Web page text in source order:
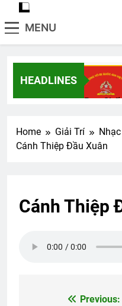
MENU
HEADLINES
Ban
Một tài
2 Years Ago
2 Years Ago
Home Giải Trí Nhạc
Cánh Thiệp Đầu Xuân
Cánh Thiệp
Previous: